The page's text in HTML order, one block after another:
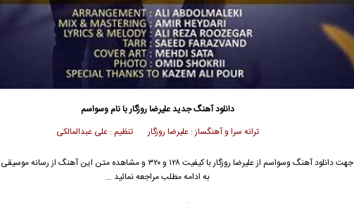
دانلود آهنگ جدیدعلیرضا روزگاربا نام وسواسم
ترانه سرا و آهنگساز : علیرضا روزگار تنظیم : علی عبدالمالکی
جهت دانلود آهنگ وسواسم ازعلیرضا روزگار
با کیفیت ۱۲۸ و ۳۲۰ و مشاهده متن این آهنگ از رسانه
به ادامه مطلب مراجعه نمائید …